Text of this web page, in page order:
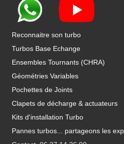
Reconnaitre son turbo
Turbos Base Echange
Ensembles Tournants (CHRA)
Géométries Variables
Pochettes de Joints
Clapets de décharge & actuateurs
Kits d'installation Turbo
Pannes turbos... partageons les